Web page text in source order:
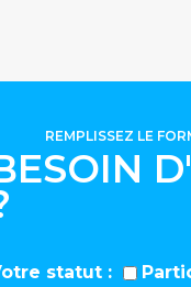
REMPLISSEZ LE
Votre statut